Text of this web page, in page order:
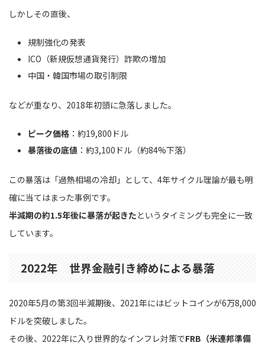
しかしその直後、
規制強化の発表
ICO（新規仮想通貨発行）詐欺の増加
中国・韓国市場の取引制限
などが重なり、2018年初頭に急落しました。
ピーク価格 ：約19,800ドル
暴落後の底値 ：約3,100ドル（約84%下落）
この暴落は「過熱相場の冷却」として、4年サイクル理論が最も明
確に当てはまった事例です。
半減期の約1.5年後に暴落が起きたというタイミングも完全に一致
しています。
2022年 世界金融引き締めによる暴落
2020年5月の第3回半減期後、2021年にはビットコインが6万8,000
ドルを突破しました。
その後、2022年に入り世界的なインフレ対策でFRB（米連邦準備